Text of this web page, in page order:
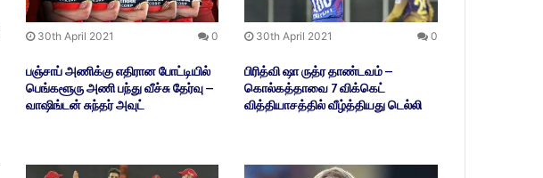
30th April 2021 0
பஞ்சாப் அணிக்கு எதிரான போட்டியில்
பெங்களூரு அணி பந்து வீச்சு தேர்வு –
வாஷிங்டன் சுந்தர் அவுட்
30th April 2021 0
பிரித்வி ஷா ருத்ர தாண்டவம் –
கொல்கத்தாவை 7 விக்கெட்
வித்தியாசத்தில் வீழ்த்தியது டெல்லி